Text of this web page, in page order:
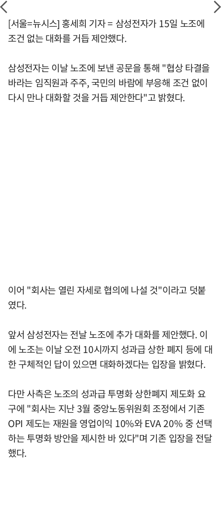
[서울=뉴시스] 홍세희 기자 = 삼성전자가 15일 노조에
조건 없는 대화를 거듭 제안했다.
삼성전자는 이날 노조에 보낸 공문을 통해 "협상 타결을
바라는 임직원과 주주, 국민의 바람에 부응해 조건 없이
다시 만나 대화할 것을 거듭 제안한다"고 밝혔다.
이어 "회사는 열린 자세로 협의에 나설 것"이라고 덧붙
였다.
앞서 삼성전자는 전날 노조에 추가 대화를 제안했다. 이
에 노조는 이날 오전 10시까지 성과급 상한 폐지 등에 대
한 구체적인 답이 있으면 대화하겠다는 입장을 밝혔다.
다만 사측은 노조의 성과급 투명화 상한폐지 제도화 요
구에 "회사는 지난 3월 중앙노동위원회 조정에서 기존
OPI 제도는 재원을 영업이익 10%와 EVA 20% 중 선택
하는 투명화 방안을 제시한 바 있다"며 기존 입장을 전달
했다.